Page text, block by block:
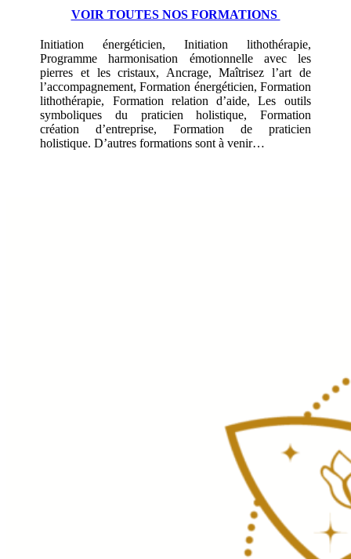
VOIR TOUTES NOS FORMATIONS
Initiation énergéticien, Initiation lithothérapie,
Programme harmonisation émotionnelle avec les
pierres et les cristaux, Ancrage, Maîtrisez l’art de
l’accompagnement, Formation énergéticien, Formation
lithothérapie, Formation relation d’aide, Les outils
symboliques du praticien holistique, Formation
création d’entreprise, Formation de praticien
holistique. D’autres formations sont à venir…